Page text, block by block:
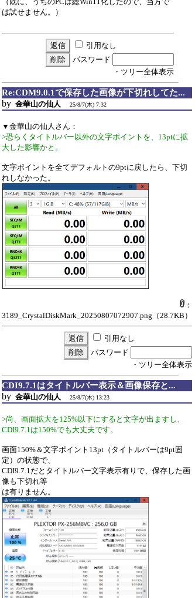
は試せません。）
引用なし
パスワード
・ツリー全体表示
Re:CDM9.0.1で保存した画像が下切れしてた...
by 金華山の仙人 25/8/7(木) 7:32
▼金華山の仙人さん：
>恐らくタイトルバー以外の文字ポイントを、13ptに拡
大した影響かと。
文字ポイントを全てデフォルトの9ptに戻したら、下切
れしなかった。
：
3189_CrystalDiskMark_20250807072907.png （28.7KB）
引用なし
パスワード
・ツリー全体表示
CDI9.7.1はタイトルバー表示＆画像保存と...
by 金華山の仙人 25/8/7(木) 13:23
>尚、画面拡大を125%以下にすると文字が出ますし、
CDI9.7.1は150%でも大丈夫です。
画面150%＆文字ポイント13pt（タイトルバーは9pt固
定）の状態で、
CDI9.7.1だとタイトルバー文字表示有りで、保存した画
像も下切れ等
は有りません。